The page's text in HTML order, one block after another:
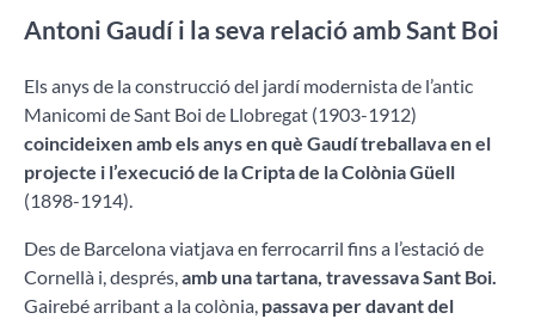
Antoni Gaudí i la seva relació amb Sant Boi
Els anys de la construcció del jardí modernista de l’antic
Manicomi de Sant Boi de Llobregat (1903-1912)
coincideixen amb els anys en què Gaudí treballava en el
projecte i l’execució de la Cripta de la Colònia Güell
(1898-1914).
Des de Barcelona viatjava en ferrocarril fins a l’estació de
Cornellà i, després,amb una tartana, travessava Sant Boi.
Gairebé arribant a la colònia, passava per davant del